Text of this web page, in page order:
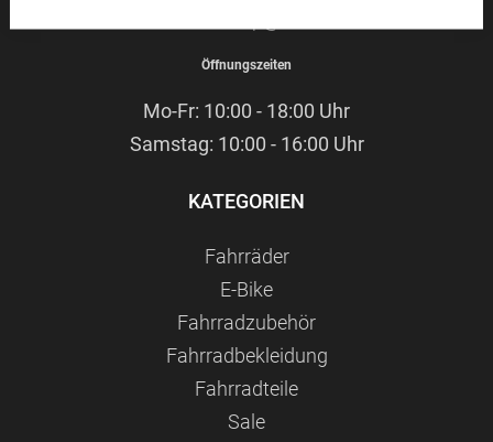
Öffnungszeiten
Mo-Fr: 10:00 - 18:00 Uhr
Samstag: 10:00 - 16:00 Uhr
KATEGORIEN
Fahrräder
E-Bike
Fahrradzubehör
Fahrradbekleidung
Fahrradteile
Sale